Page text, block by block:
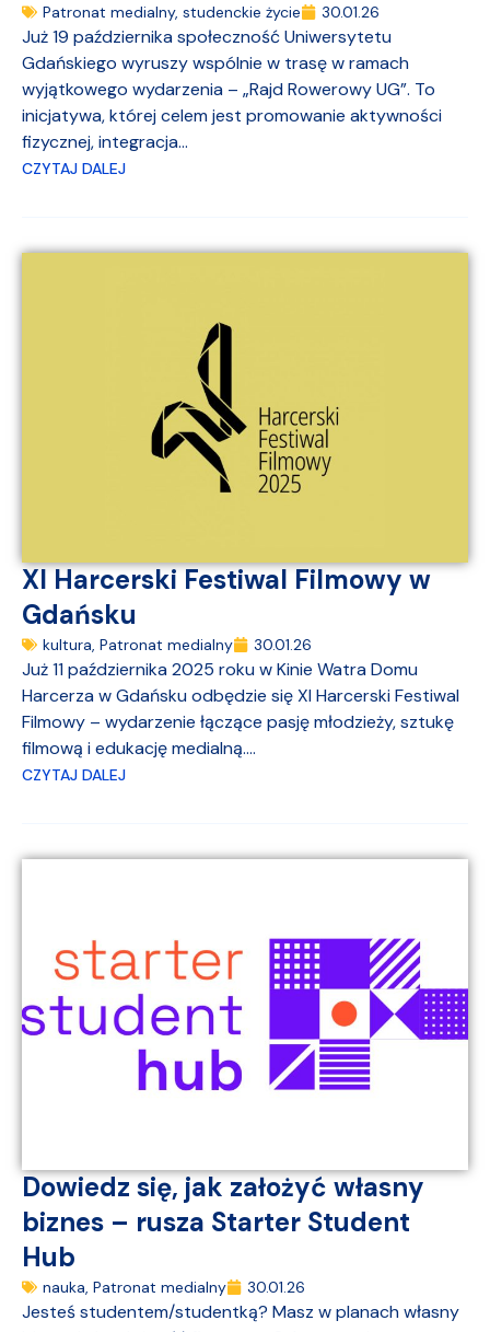
Patronat medialny, studenckie życie 30.01.26
Już 19 października społeczność Uniwersytetu
Gdańskiego wyruszy wspólnie w trasę w ramach
wyjątkowego wydarzenia – „Rajd Rowerowy UG”. To
inicjatywa, której celem jest promowanie aktywności
fizycznej, integracja...
CZYTAJ DALEJ
XI Harcerski Festiwal Filmowy w
Gdańsku
kultura, Patronat medialny 30.01.26
Już 11 października 2025 roku w Kinie Watra Domu
Harcerza w Gdańsku odbędzie się XI Harcerski Festiwal
Filmowy – wydarzenie łączące pasję młodzieży, sztukę
filmową i edukację medialną....
CZYTAJ DALEJ
Dowiedz się, jak założyć własny
biznes – rusza Starter Student
Hub
nauka, Patronat medialny 30.01.26
Jesteś studentem/studentką? Masz w planach własny